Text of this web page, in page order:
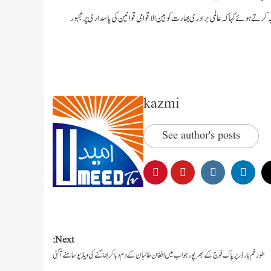
کہا کہ عالمی برادری بھارت کو بین الاقوامی قوانین کی پاسداری پر مجبور
kazmi
See author's posts
Next:
طورخم بارڈر پر پاک فوج کے بھرپور جواب میں افغان طالبان کے دم دبا کر بھاگنے کی ویڈیو سامنے آ گئی